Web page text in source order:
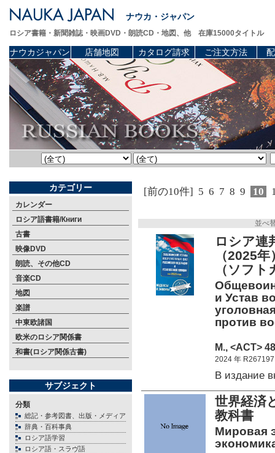
ナウカ・ジャパン
ロシア書籍・新聞雑誌・映画DVD・朗読CD・地図、他 在庫15000タイトル
ナウカジャパン 店舗地図 カタログ請求 ご注文方法
カテゴリー
カレンダー
ロシア語書籍/Книги
古書
映像DVD
朗読、その他CD
音楽CD
地図
楽譜
中東欧諸国
欧米のロシア関係書
和書(ロシア関係古書)
サブジェクト
分類
総記・参考図書、出版・メディア
辞典・百科事典
ロシア語学習
ロシア語・スラヴ語
[前の10件] 5 6 7 8 9 10
並べ
ロシア連
（2025
（ソフト
и Устав
против
М., <АСТ>
2024 年 R267197
В издание
世界経
教科書
Мировая